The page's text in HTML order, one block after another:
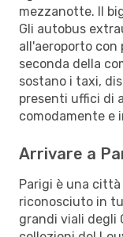
mezzanotte. Il
Gli autobus
all'aeroporto
seconda della
sostano i taxi,
presenti uffici di
comodamente e
Arrivare a
Parigi è una
riconosciuto in
grandi viali degli